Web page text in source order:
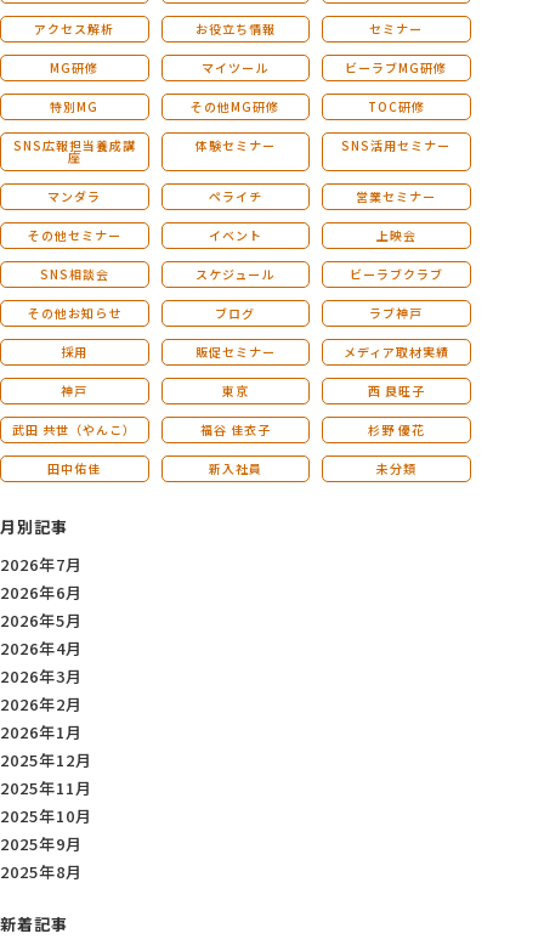
アクセス解析 お役立ち情報 セミナー
MG研修 マイツール ビーラブMG研修
特別MG その他MG研修 TOC研修
SNS広報担当養成講
座
体験セミナー SNS活用セミナー
マンダラ ペライチ 営業セミナー
その他セミナー イベント 上映会
SNS相談会 スケジュール ビーラブクラブ
その他お知らせ ブログ ラブ神戸
採用 販促セミナー メディア取材実績
神戸 東京 西 良旺子
武田 共世（やんこ） 福谷 佳衣子 杉野 優花
田中佑佳 新入社員 未分類
月別記事
2026年7月
2026年6月
2026年5月
2026年4月
2026年3月
2026年2月
2026年1月
2025年12月
2025年11月
2025年10月
2025年9月
2025年8月
新着記事